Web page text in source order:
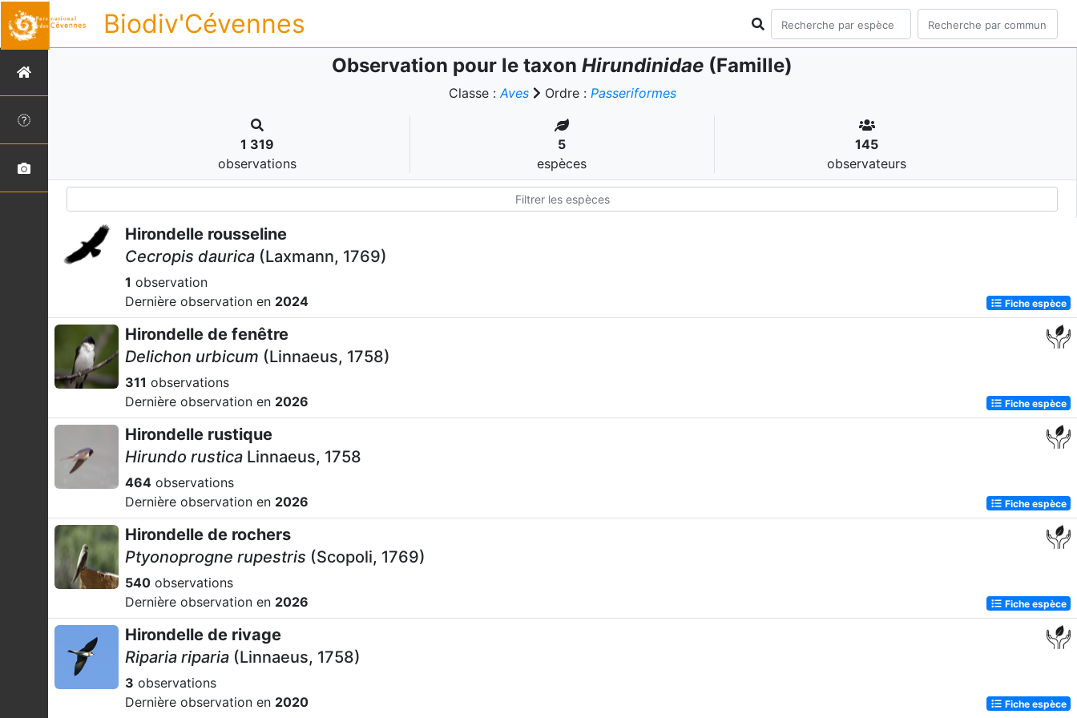
Biodiv'Cévennes
Observation pour le taxon Hirundinidae (Famille)
Classe :Aves Ordre : Passeriformes
1 319
observations
5
espèces
145
observateurs
Hirondelle rousseline
Cecropis daurica (Laxmann, 1769)
1 observation
Dernière observation en 2024 Fiche espèce
Hirondelle de fenêtre
Delichon urbicum (Linnaeus, 1758)
311 observations
Dernière observation en 2026 Fiche espèce
Hirondelle rustique
Hirundo rustica Linnaeus, 1758
464 observations
Dernière observation en 2026 Fiche espèce
Hirondelle de rochers
Ptyonoprogne rupestris (Scopoli, 1769)
540 observations
Dernière observation en 2026 Fiche espèce
Hirondelle de rivage
Riparia riparia (Linnaeus, 1758)
3 observations
Dernière observation en 2020 Fiche espèce